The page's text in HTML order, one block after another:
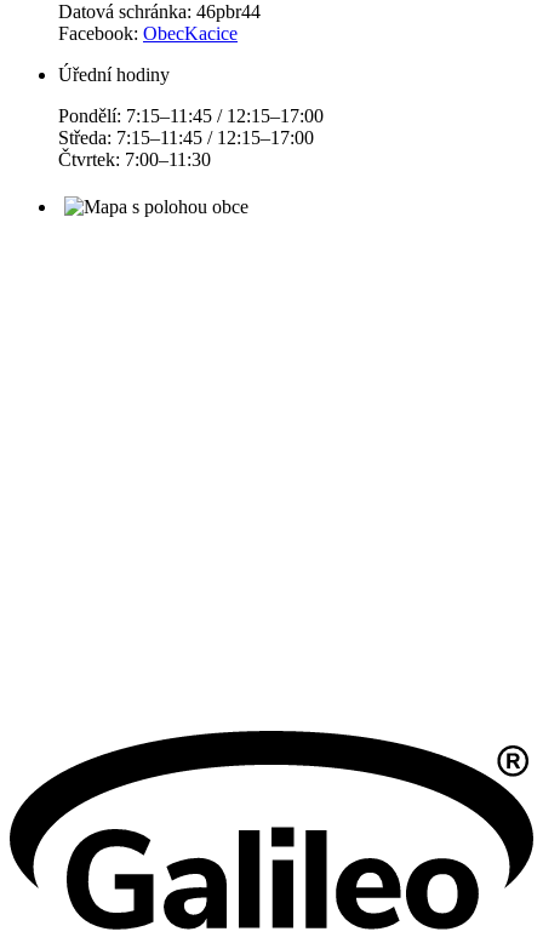
Datová schránka: 46pbr44
Facebook: ObecKacice
Úřední hodiny
Pondělí: 7:15–11:45 / 12:15–17:00
Středa: 7:15–11:45 / 12:15–17:00
Čtvrtek: 7:00–11:30